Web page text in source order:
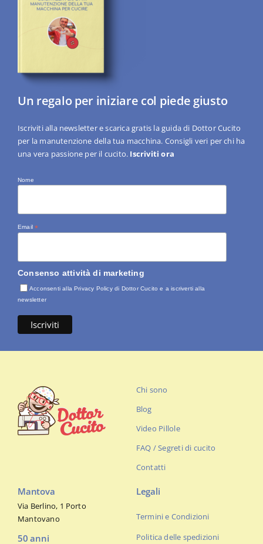
Un regalo per iniziare col piede giusto
Iscriviti alla newsletter e scarica gratis la guida di Dottor Cucito
per la manutenzione della tua macchina. Consigli veri per chi ha
una vera passione per il cucito. Iscriviti ora
Nome
Email*
Consenso attività di marketing
Acconsenti alla Privacy Policy di Dottor Cucito e a iscriverti alla
newsletter
Chi sono
Blog
Video Pillole
FAQ / Segreti di cucito
Contatti
Mantova
Via Berlino, 1 Porto
Mantovano
50 anni
Legali
Termini e Condizioni
Politica delle spedizioni